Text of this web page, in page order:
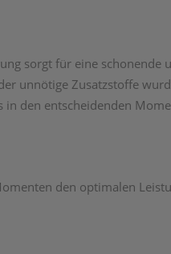
sorgt für eine schonende
unnötige Zusatzstoffe
in den entscheidenden
den optimalen